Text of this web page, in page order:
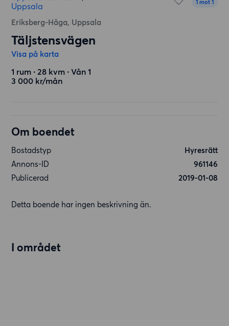
Uppsala
Eriksberg-Håga, Uppsala
1 mot 1
Täljstensvägen
Visa på karta
1 rum ∙ 28 kvm ∙ Vån 1
3 000 kr/mån
Om boendet
Bostadstyp
Hyresrätt
Annons-ID
961146
Publicerad
2019-01-08
Detta boende har ingen beskrivning än.
I området